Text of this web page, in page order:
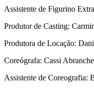
Assistente de Figurino
Produtor de Casting:
Produtora de Locação:
Coreógrafa: Cassi
Assistente de Coreografia: